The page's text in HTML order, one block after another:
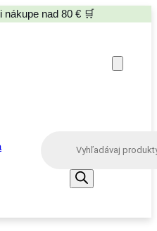
nákupe nad 80 € 🛒
s